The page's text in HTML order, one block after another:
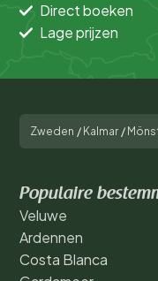
Direct boeken
Lage prijzen
Zweden / Kalmar /
Populaire
Veluwe
Ardennen
Costa Blanca